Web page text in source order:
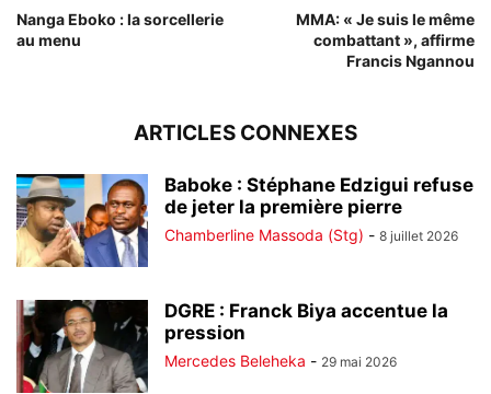
Nanga Eboko : la sorcellerie
au menu
MMA: « Je suis le même
combattant », affirme
Francis Ngannou
ARTICLES CONNEXES
Baboke : Stéphane Edzigui refuse
de jeter la première pierre
Chamberline Massoda (Stg) - 8 juillet 2026
DGRE : Franck Biya accentue la
pression
Mercedes Beleheka - 29 mai 2026